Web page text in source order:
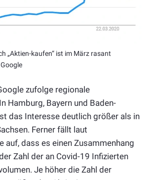
„Aktien-kaufen“ ist im März rasant
zufolge regionale
Hamburg, Bayern und Baden-
das Interesse deutlich größer als in
Ferner fällt laut
auf, dass es einen Zusammenhang
Zahl der an Covid-19 Infizierten
Je höher die Zahl der